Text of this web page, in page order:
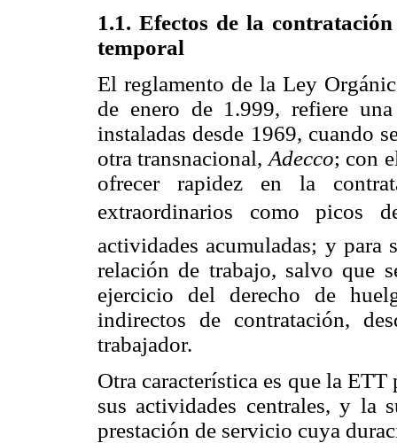
1.1. Efectos de la
temporal
El reglamento de la Ley
de enero de 1.999, refiere
instaladas desde 1969, cuando
otra transnacional, Adecco; con
ofrecer rapidez en la
extraordinarios como picos
actividades acumuladas; y para
relación de trabajo, salvo que
ejercicio del derecho de
indirectos de contratación,
trabajador.
Otra característica es que la
sus actividades centrales, y la
prestación de servicio cuya